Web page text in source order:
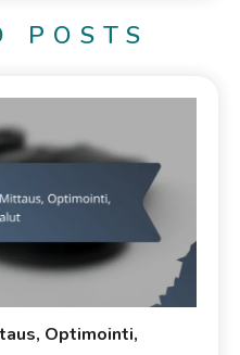
POSTS
Optimointi,